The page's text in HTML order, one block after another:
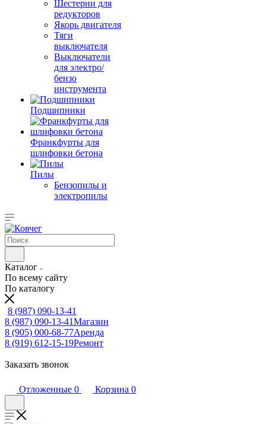
Шестерни для
редукторов
Якорь двигателя
Тяги
выключателя
Выключатели
для электро/
бензо
инструмента
Подшипники
Франкфурты для
шлифовки бетона
Пилы
Бензопилы и
электропилы
Каталог
По всему сайту
По каталогу
8 (987) 090-13-41
8 (987) 090-13-41Магазин
8 (905) 000-68-77Аренда
8 (919) 612-15-19Ремонт
Заказать звонок
Отложенные 0 Корзина 0